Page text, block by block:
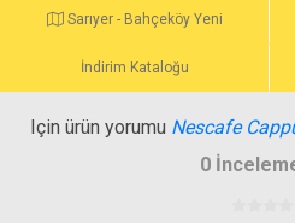
Sarıyer - Bahçeköy Yeni
İndirim Kataloğu
Için ürün yorumu Nescafe
0